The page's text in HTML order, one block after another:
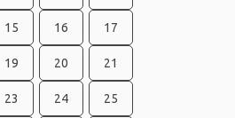
15 16 17
19 20 21
23 24 25